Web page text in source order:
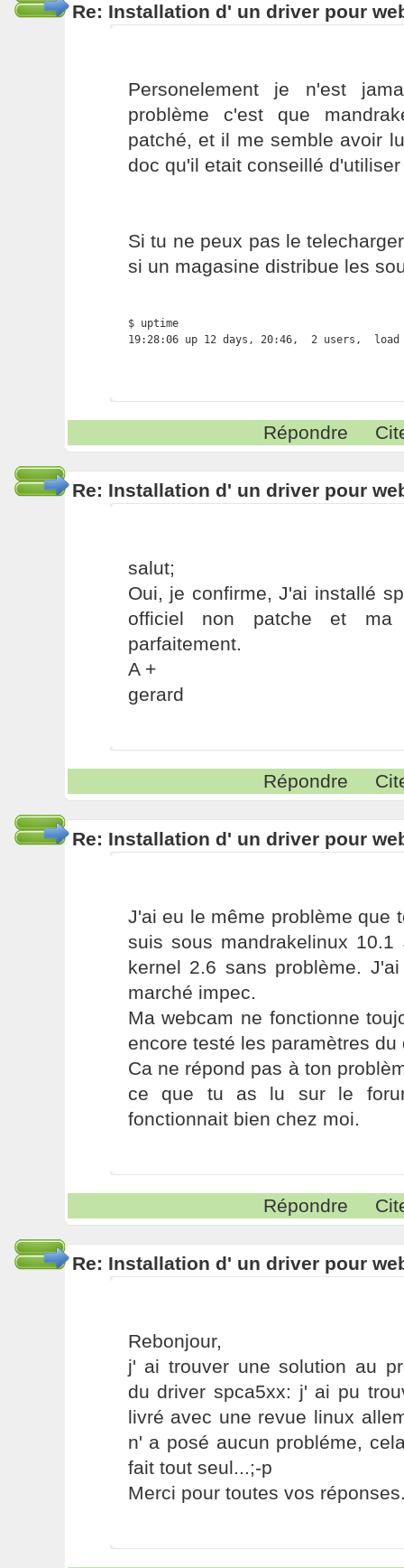
Re: Installation d' un driver pour
Personelement je n'est
problème c'est que
patché, et il me semble avoir
doc qu'il etait conseillé
Si tu ne peux pas le
si un magasine distribue les
$ uptime
19:28:06 up 12 days, 20:46,  2 users,  load
Répondre
Re: Installation d' un driver pour
salut;
Oui, je confirme, J'ai installé
officiel non patche et ma
parfaitement.
A +
gerard
Répondre
Re: Installation d' un driver pour
J'ai eu le même problème que
suis sous mandrakelinux
kernel 2.6 sans problème.
marché impec.
Ma webcam ne fonctionne
encore testé les paramètres
Ca ne répond pas à ton
ce que tu as lu sur le
fonctionnait bien chez moi.
Répondre
Re: Installation d' un driver pour
Rebonjour,
j' ai trouver une solution au
du driver spca5xx: j' ai pu
livré avec une revue linux
n' a posé aucun probléme,
fait tout seul...;-p
Merci pour toutes vos